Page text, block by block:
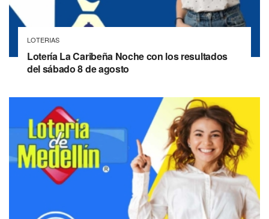
LOTERIAS
Lotería La Caribeña Noche con los resultados
del sábado 8 de agosto